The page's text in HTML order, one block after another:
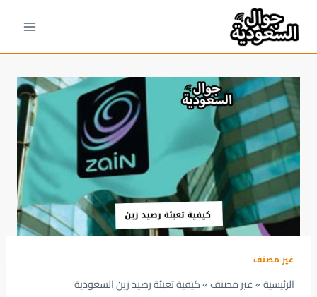
المحتوى
غير مصنف
الرئيسية»غير مصنف»كيفية تعبئة رصيد زين السعودية